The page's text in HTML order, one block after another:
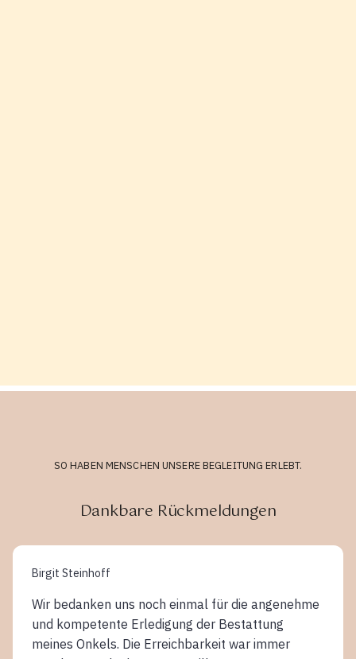
SO HABEN MENSCHEN UNSERE BEGLEITUNG ERLEBT.
Dankbare Rückmeldungen
Birgit Steinhoff
Wir bedanken uns noch einmal für die angenehme
und kompetente Erledigung der Bestattung
meines Onkels. Die Erreichbarkeit war immer